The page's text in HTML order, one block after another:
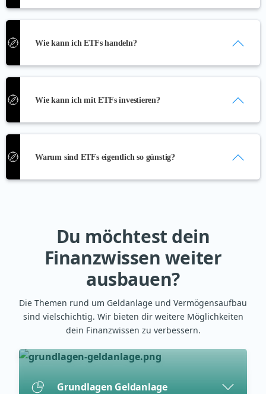
Vor- und Nachteile von ETFs
Erklärung & Definition: Was ist ein
Wie kann ich ETFs handeln?
ETFs verkaufen
Wie kann ich mit ETFs investieren?
Core-Satellite-Strategie: Mit Erfahrung
Was ist ein Wertpapierdepot?
Warum sind ETFs eigentlich so günstig?
ETFs oder Aktien: Was ist der
Unterschied?
Du möchtest dein
Finanzwissen weiter
ausbauen?
Die Themen rund um Geldanlage und Vermögensaufbau
sind vielschichtig. Wir bieten dir weitere Möglichkeiten
dein Finanzwissen zu verbessern.
Grundlagen Geldanlage